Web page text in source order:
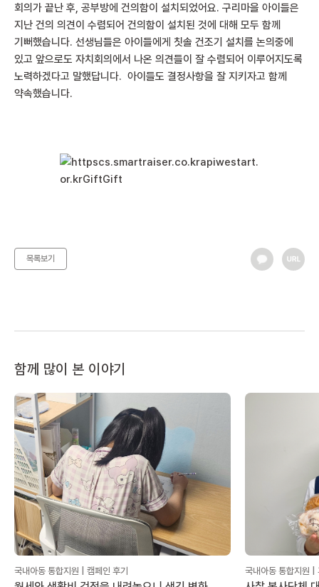
회의가 끝난 후, 공부방에 건의함이 설치되었어요. 구리마을 아이들은
지난 건의 의견이 수렴되어 건의함이 설치된 것에 대해 모두 함께
기뻐했습니다. 선생님들은 아이들에게 칫솔 건조기 설치를 논의중에
있고 앞으로도 자치회의에서 나온 의견들이 잘 수렴되어 이루어지도록
노력하겠다고 말했답니다. 아이들도 결정사항을 잘 지키자고 함께
약속했습니다.
목록보기
함께 많이 본 이야기
국내아동 통합지원 | 캠페인 후기 국내아동 통합지원 |